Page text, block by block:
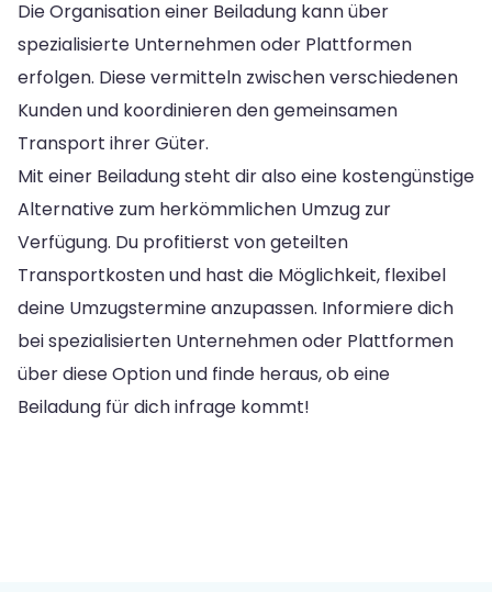
Die Organisation einer Beiladung kann über
spezialisierte Unternehmen oder Plattformen
erfolgen. Diese vermitteln zwischen verschiedenen
Kunden und koordinieren den gemeinsamen
Transport ihrer Güter.
Mit einer Beiladung steht dir also eine kostengünstige
Alternative zum herkömmlichen Umzug zur
Verfügung. Du profitierst von geteilten
Transportkosten und hast die Möglichkeit, flexibel
deine Umzugstermine anzupassen. Informiere dich
bei spezialisierten Unternehmen oder Plattformen
über diese Option und finde heraus, ob eine
Beiladung für dich infrage kommt!